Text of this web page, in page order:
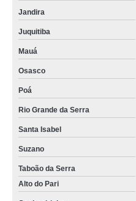
Jandira
Juquitiba
Mauá
Osasco
Poá
Rio Grande da Serra
Santa Isabel
Suzano
Taboão da Serra
Alto do Pari